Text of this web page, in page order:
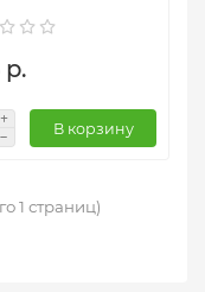
р.
В корзину
1 страниц)